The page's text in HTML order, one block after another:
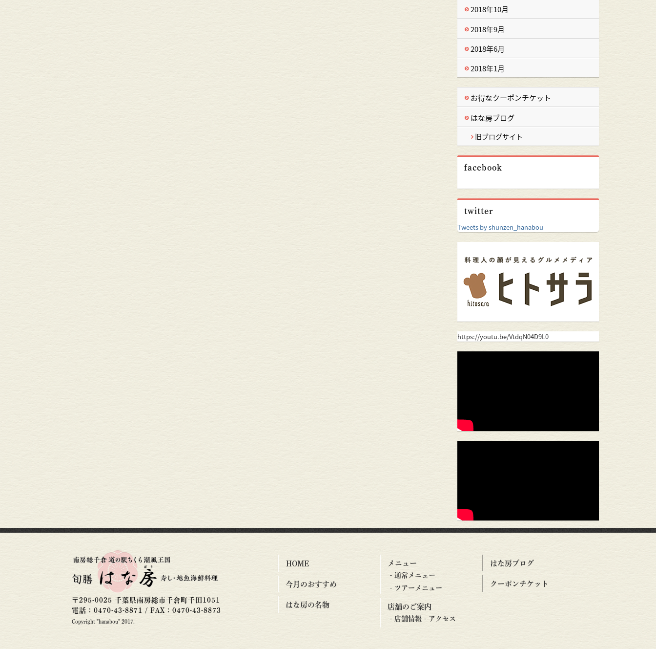
2018年10月
2018年9月
2018年6月
2018年1月
お得なクーポンチケット
はな房ブログ
旧ブログサイト
facebook
twitter
Tweets by shunzen_hanabou
https://youtu.be/VtdqN04D9L0
HOME
今月のおすすめ
はな房の名物
メニュー
通常メニュー
ツアーメニュー
店舗のご案内
店舗情報 アクセス
はな房ブログ
クーポンチケット
〒295-0025 千葉県南房総市千倉町千田1051
電話： 0470-43-8871 / FAX： 0470-43-8873
Copyright "hanabou" 2017.